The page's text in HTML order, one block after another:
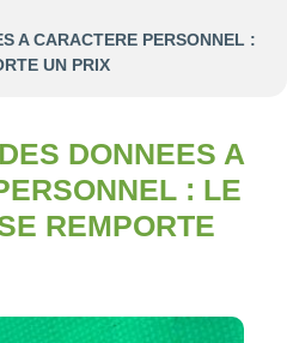
A CARACTERE PERSONNEL :
UN PRIX
DONNEES A
: LE
REMPORTE